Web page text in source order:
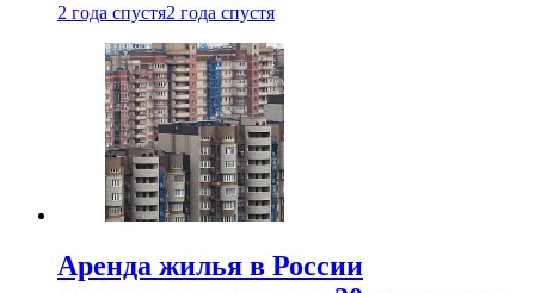
2 года спустя2 года спустя
Аренда жилья в России